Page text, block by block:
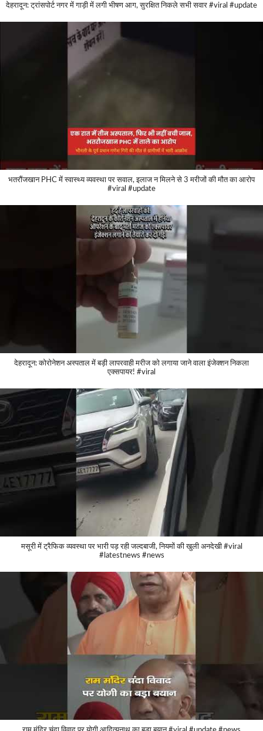
देहरादून: ट्रांसपोर्ट नगर में गाड़ी में लगी भीषण आग, सुरक्षित निकले सभी सवार #viral #update
भतरौंजखान PHC में स्वास्थ्य व्यवस्था पर सवाल, इलाज न मिलने से 3 मरीजों की मौत का आरोप
#viral #update
देहरादून: कोरोनेशन अस्पताल में बड़ी लापरवाही मरीज को लगाया जाने वाला इंजेक्शन निकला
एक्सपायर! #viral
मसूरी में ट्रैफिक व्यवस्था पर भारी पड़ रही जल्दबाजी, नियमों की खुली अनदेखी #viral
#latestnews #news